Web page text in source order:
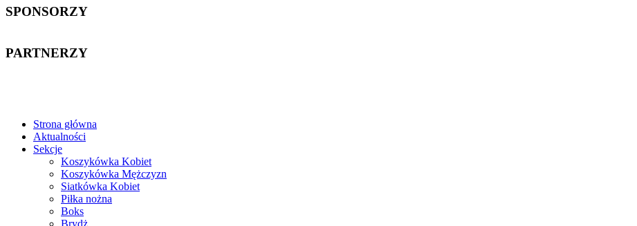
SPONSORZY
PARTNERZY
Strona główna
Aktualności
Sekcje
Koszykówka Kobiet
Koszykówka Mężczyzn
Siatkówka Kobiet
Piłka nożna
Boks
Brydż